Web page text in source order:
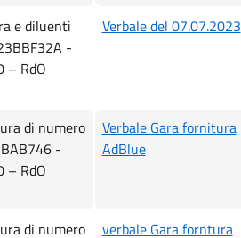
e diluenti
-
– RdO
Verbale del 07.07.2023
di numero
-
– RdO
Verbale Gara fornitura
AdBlue
di numero
verbale Gara forntura